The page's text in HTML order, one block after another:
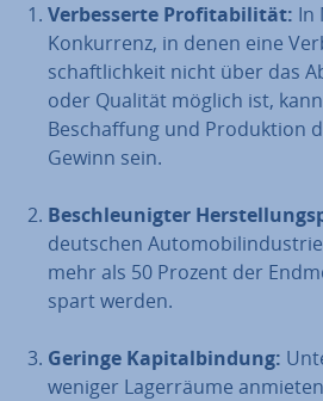
Ver­bes­ser­te Pro­fi­ta­bi­li­tät: In
Kon­kur­renz, in denen eine
schaft­lich­keit nicht über das
oder Qualität möglich ist,
Be­schaf­fung und Pro­duk­ti­on
Gewinn sein.
Be­schleu­nig­ter
deutschen
mehr als 50 Prozent der
spart werden.
Geringe Ka­pi­tal­bin­dung:
weniger La­ger­räu­me